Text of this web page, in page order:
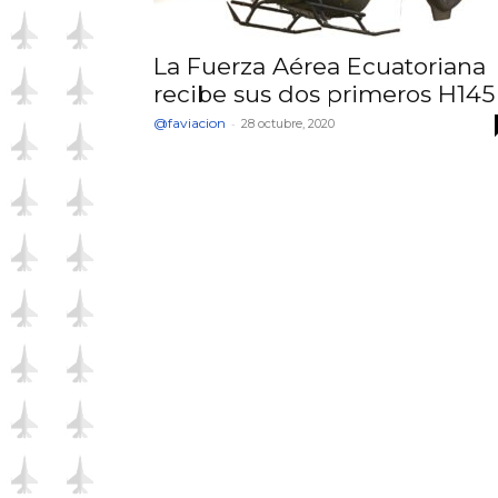
La Fuerza Aérea Ecuatoriana
recibe sus dos primeros H145
@faviacion - 28 octubre, 2020